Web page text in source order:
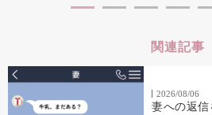
関連記事
2026/08/06
妻への返